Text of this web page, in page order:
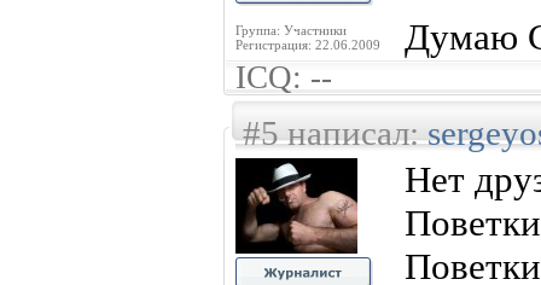
Группа: Участники
Регистрация: 22.06.2009
Думаю
ICQ: --
#5 написал:
Нет